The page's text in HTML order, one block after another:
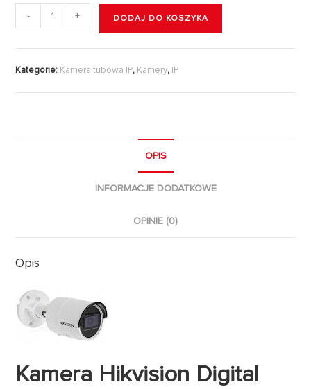
- + DODAJ DO KOSZYKA
Kategorie: Kamera tubowa IP, Kamery, IP
OPIS
INFORMACJE DODATKOWE
OPINIE (0)
Opis
Kamera Hikvision Digital